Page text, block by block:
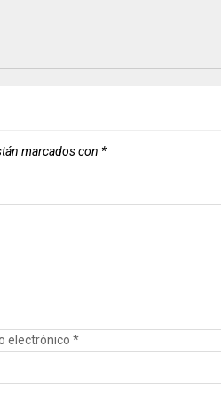
marcados con *
electrónico *